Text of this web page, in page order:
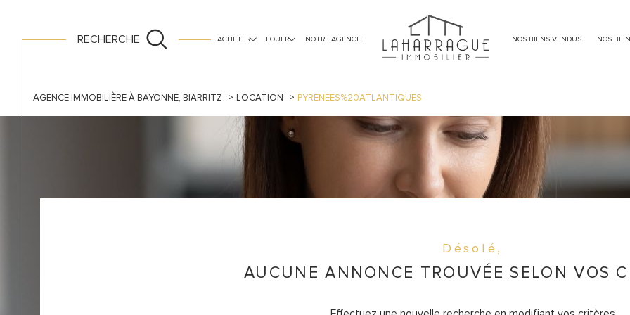
ACHETER neuf immeuble
LOUER meublé
NOTRE AGENCE NOS BIENS VENDUS NOS
RECHERCHE
AGENCE IMMOBILIÈRE À BAYONNE, BIARRITZ LOCATION PYRENEES%20ATLANTIQUES
Désolé,
AUCUNE ANNONCE TROUVÉE SELON VOS